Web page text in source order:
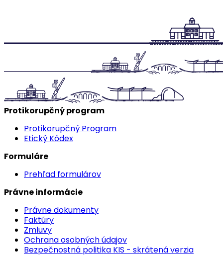
Protikorupčný program
Protikorupčný Program
Etický Kódex
Formuláre
Prehľad formulárov
Právne informácie
Právne dokumenty
Faktúry
Zmluvy
Ochrana osobných údajov
Bezpečnostná politika KIS - skrátená verzia